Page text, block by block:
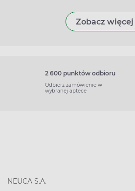
Zobacz więcej
2 600 punktów odbioru
Odbierz zamówienie w
wybranej aptece
NEUCA S.A.